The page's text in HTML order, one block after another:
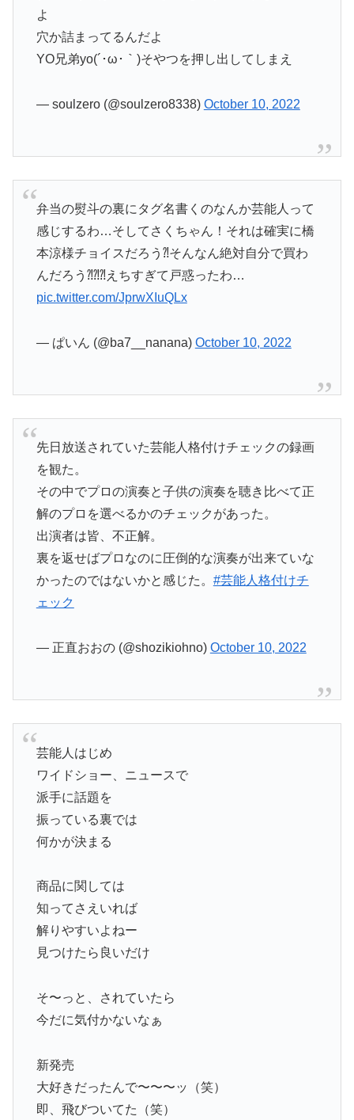
よ
穴か詰まってるんだよ
YO兄弟yo(´･ω･｀)そやつを押し出してしまえ
— soulzero (@soulzero8338) October 10, 2022
弁当の熨斗の裏にタグ名書くのなんか芸能人って
感じするわ…そしてさくちゃん！それは確実に橋
本涼様チョイスだろう⁈そんなん絶対自分で買わ
んだろう⁈⁈⁈えちすぎて戸惑ったわ…
pic.twitter.com/JprwXIuQLx
— ぱいん (@ba7__nanana) October 10, 2022
先日放送されていた芸能人格付けチェックの録画
を観た。
その中でプロの演奏と子供の演奏を聴き比べて正
解のプロを選べるかのチェックがあった。
出演者は皆、不正解。
裏を返せばプロなのに圧倒的な演奏が出来ていな
かったのではないかと感じた。 #芸能人格付けチ
ェック
— 正直おおの (@shozikiohno) October 10, 2022
芸能人はじめ
ワイドショー、ニュースで
派手に話題を
振っている裏では
何かが決まる
商品に関しては
知ってさえいれば
解りやすいよねー
見つけたら良いだけ
そ〜っと、されていたら
今だに気付かないなぁ
新発売
大好きだったんで〜〜〜ッ（笑）
即、飛びついてた（笑）